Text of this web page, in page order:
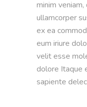
minim
ullamcorper
ex ea
eum iriure
velit esse
dolore Itaque
sapiente